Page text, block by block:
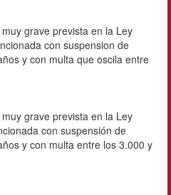
grave prevista en la Ley
con suspension de
y con multa que oscila entre
grave prevista en la Ley
con suspensión de
y con multa entre los 3.000 y